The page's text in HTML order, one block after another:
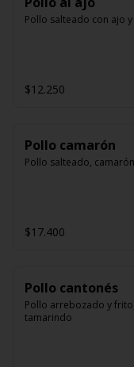
Pollo salteado con ajo
$12.250
Pollo camarón
Pollo salteado,
$17.400
Pollo cantonés
Pollo arrebozado y
tamarindo